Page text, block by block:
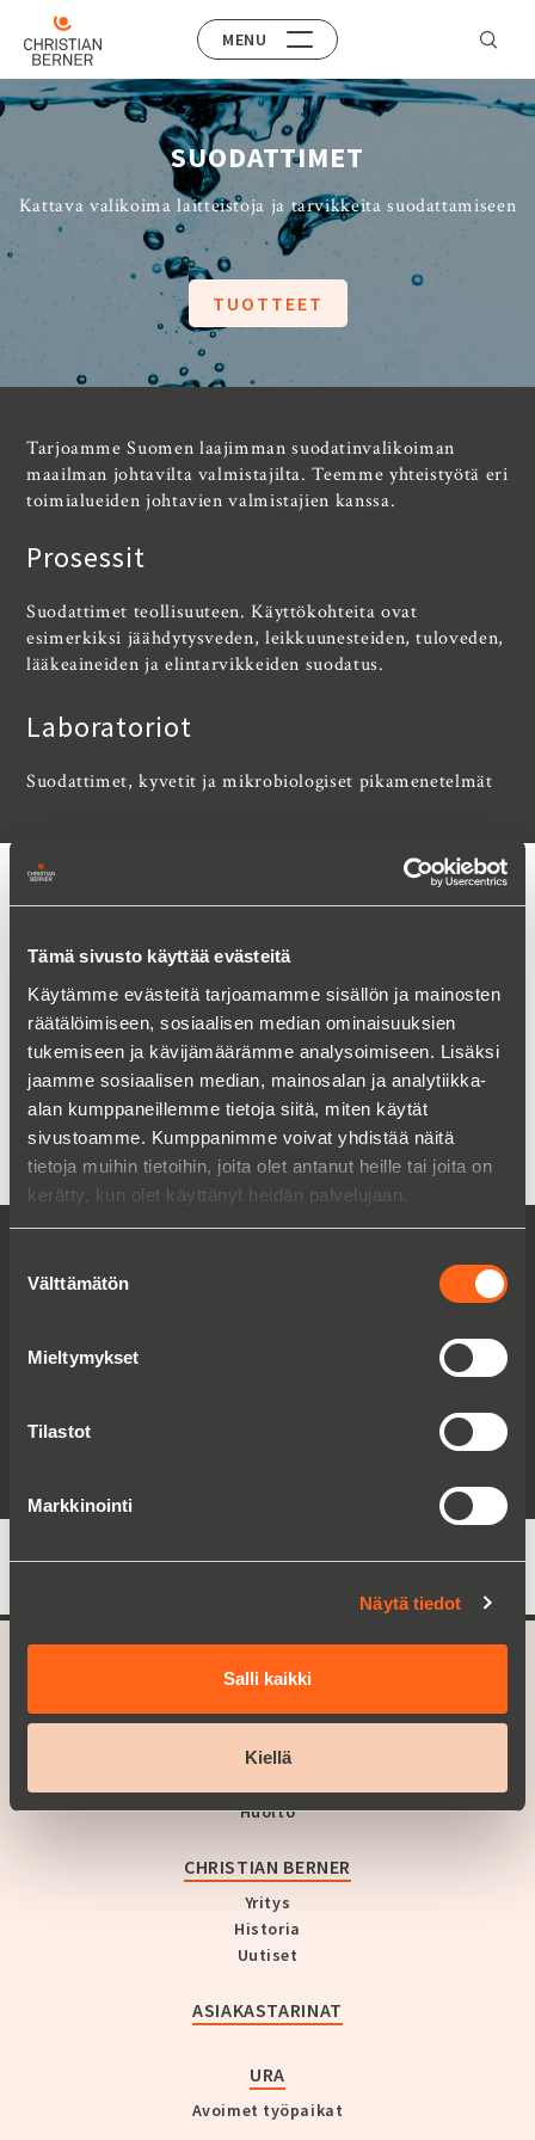
Tämä sivusto käyttää evästeitä
Käytämme evästeitä tarjoamamme sisällön ja mainosten
räätälöimiseen, sosiaalisen median ominaisuuksien
tukemiseen ja kävijämäärämme analysoimiseen. Lisäksi
jaamme sosiaalisen median, mainosalan ja analytiikka-
alan kumppaneillemme tietoja siitä, miten käytät
sivustoamme. Kumppanimme voivat yhdistää näitä
tietoja muihin tietoihin, joita olet antanut heille tai joita on
kerätty, kun olet käyttänyt heidän palvelujaan.
valinta
Välttämätön
Mieltymykset
Tilastot
Markkinointi
Näytä tiedot
Salli kaikki
Kiellä
MENU
SUODATTIMET
Kattava valikoima laitteistoja ja tarvikkeita suodattamiseen
TUOTTEET
Tarjoamme Suomen laajimman suodatinvalikoiman
maailman johtavilta valmistajilta. Teemme yhteistyötä eri
toimialueiden johtavien valmistajien kanssa.
Prosessit
Suodattimet teollisuuteen. Käyttökohteita ovat
esimerkiksi jäähdytysveden, leikkuunesteiden, tuloveden,
lääkeaineiden ja elintarvikkeiden suodatus.
Laboratoriot
Suodattimet, kyvetit ja mikrobiologiset pikamenetelmät
Tero Aura
Ratkaisumyyntipäällikkö
+358 40 565 3070
tero.aura(a)christianberner.com
Filtration Group Global Filter Filtrox Ltd
Filtration Group Amafilter
A part ofChristian Berner
TARJONTAMME
Huolto
CHRISTIAN BERNER
Yritys
Historia
Uutiset
ASIAKASTARINAT
URA
Avoimet työpaikat